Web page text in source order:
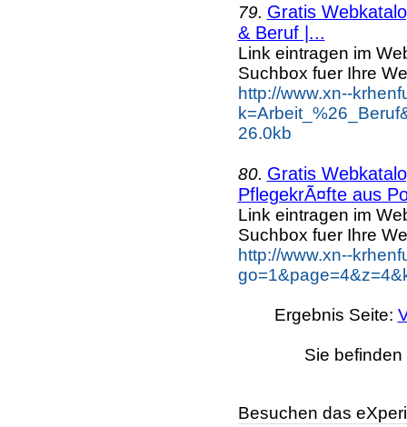
79. Gratis
& Beruf |...
Link eintragen im
Suchbox fuer Ihre
http://www.xn--
26.0kb
80. Gratis
PflegekrÃ¤fte aus
Link eintragen im
Suchbox fuer Ihre
http://www.xn--
Ergebnis Seite:
Sie
Besuchen das